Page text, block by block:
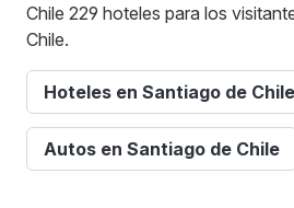
Chile 229 hoteles para los
Chile.
Hoteles en Santiago de Chile
Autos en Santiago de Chile